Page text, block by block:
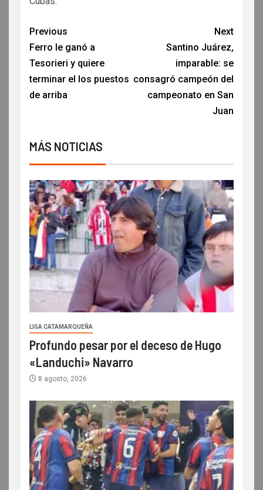
Previous
Ferro le ganó a
Tesorieri y quiere
terminar el los puestos
de arriba
Next
Santino Juárez,
imparable: se
consagró campeón del
campeonato en San
Juan
MÁS NOTICIAS
LIGA CATAMARQUEÑA
Profundo pesar por el deceso de Hugo
«Landuchi» Navarro
8 agosto, 2026